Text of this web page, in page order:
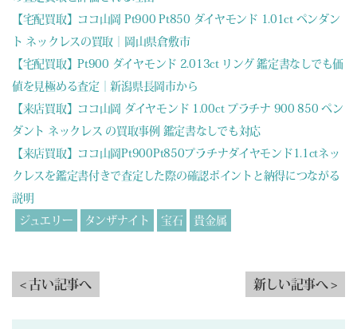
【宅配買取】ココ山岡 Pt900 Pt850 ダイヤモンド 1.01ct ペンダン
ト ネックレスの買取｜岡山県倉敷市
【宅配買取】Pt900 ダイヤモンド 2.013ct リング 鑑定書なしでも価
値を見極める査定｜新潟県長岡市から
【来店買取】ココ山岡 ダイヤモンド 1.00ct プラチナ 900 850 ペン
ダント ネックレス の買取事例 鑑定書なしでも対応
【来店買取】ココ山岡Pt900Pt850プラチナダイヤモンド1.1ctネッ
クレスを鑑定書付きで査定した際の確認ポイントと納得につながる
説明
ジュエリー
タンザナイト 宝石 貴金属
< 古い記事へ 新しい記事へ >